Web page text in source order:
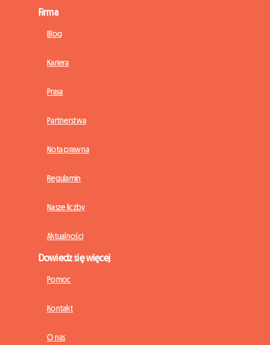
Firma
Blog
Kariera
Prasa
Partnerstwa
Nota prawna
Regulamin
Nasze liczby
Aktualności
Dowiedz się więcej
Pomoc
Kontakt
O nas